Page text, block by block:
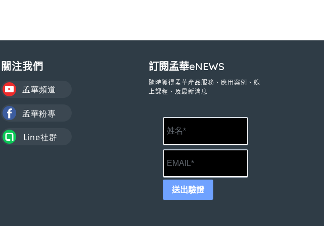
關注我們 訂閱孟華eNEWS
隨時獲得孟華產品服務、應用案例、線
上課程、及最新消息
送出驗證